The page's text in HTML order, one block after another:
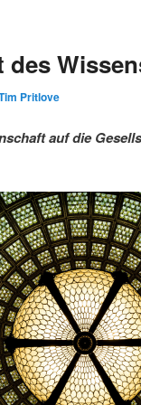
des
Pritlove
auf die